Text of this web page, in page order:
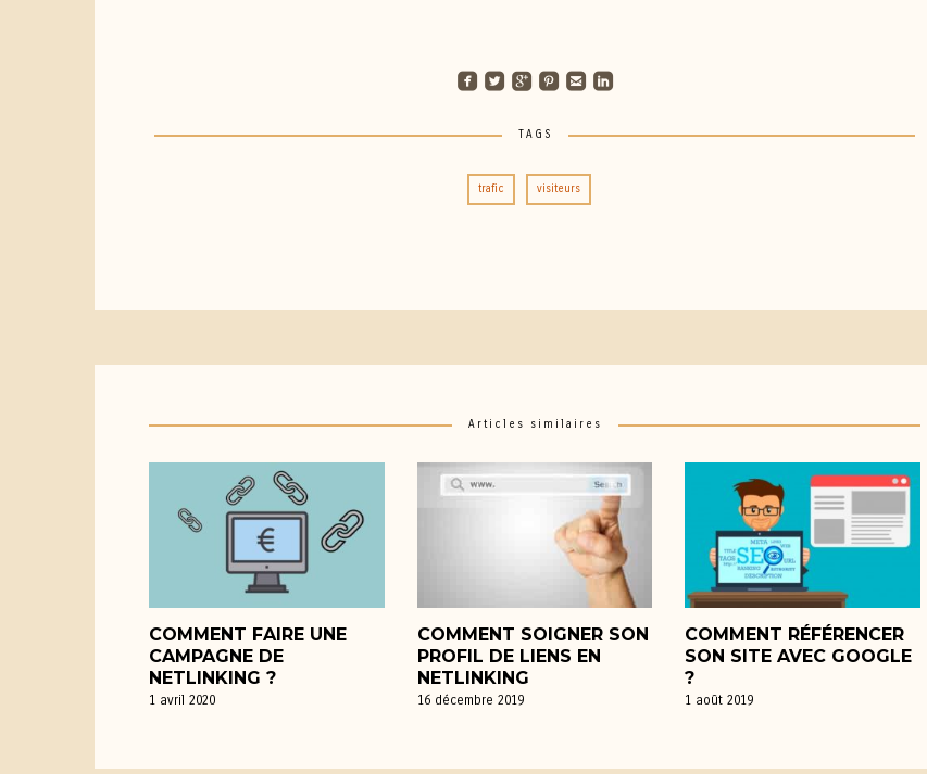
roundedfacebook roundedtwitterbird roundedgoogleplus roundedpinterest roundedemail roundedlinkedin
TAGS
trafic visiteurs
Articles similaires
COMMENT FAIRE UNE
CAMPAGNE DE
NETLINKING ?
1 avril 2020
COMMENT SOIGNER SON
PROFIL DE LIENS EN
NETLINKING
16 décembre 2019
COMMENT RÉFÉRENCER
SON SITE AVEC GOOGLE
?
1 août 2019